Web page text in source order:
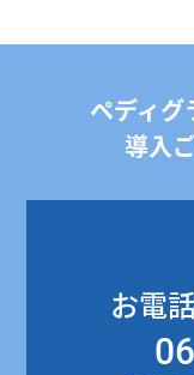
ペディグ
導入
お電